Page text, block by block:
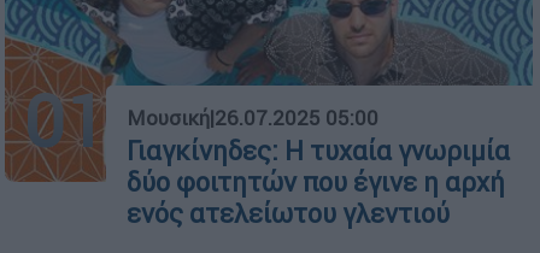
01 Μουσική|26.07.2025 05:00
Γιαγκίνηδες: Η τυχαία γνωριμία
δύο φοιτητών που έγινε η αρχή
ενός ατελείωτου γλεντιού